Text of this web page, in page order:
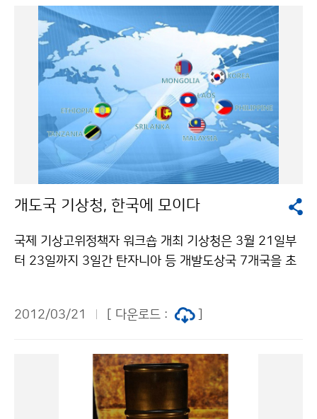
개도국 기상청, 한국에 모이다
국제 기상고위정책자 워크숍 개최 기상청은 3월 21일부
터 23일까지 3일간 탄자니아 등 개발도상국 7개국을 초
자국의 기상역량을 발전할 수 있도록 지원하는 ODA(공
: Official Development Assistance 워크숍에서는 한
국 기상청의 기상기술 현주소와 스리랑카의 위성수신.자
료처리 시스템 지원 사업 등을 소개한다. 또한 국가기상센
2012/03/21 [ 다운로드 :